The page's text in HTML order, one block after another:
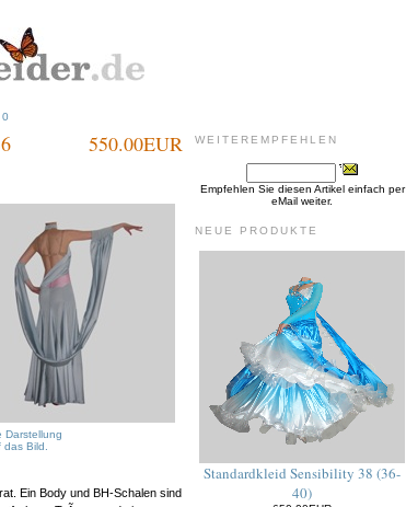
550.00EUR
Darstellung
Bild.
Ein Body und BH-Schalen sind
WEITEREMPFEHLEN
Empfehlen Sie diesen Artikel einfach per
eMail weiter.
NEUE PRODUKTE
Standardkleid Sensibility 38 (36-
40)